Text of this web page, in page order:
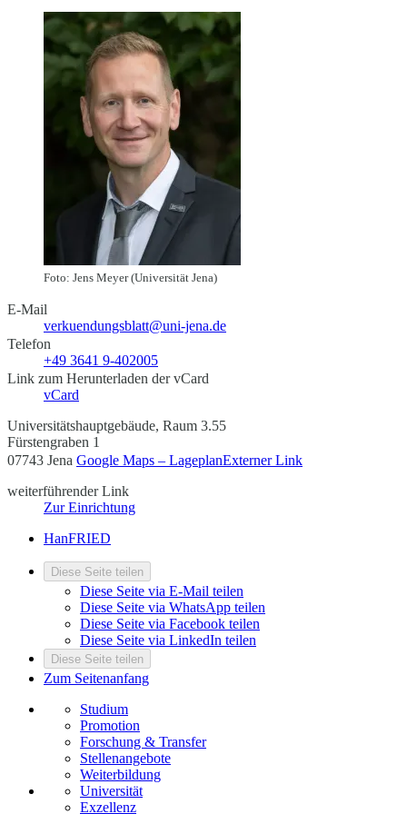
Foto: Jens Meyer (Universität Jena)
E-Mail
verkuendungsblatt@uni-jena.de
Telefon
+49 3641 9-402005
Link zum Herunterladen der vCard
vCard
Universitätshauptgebäude, Raum 3.55
Fürstengraben 1
07743 Jena Google Maps – LageplanExterner Link
weiterführender Link
Zur Einrichtung
HanFRIED
Diese Seite teilen
Diese Seite via E-Mail teilen
Diese Seite via WhatsApp teilen
Diese Seite via Facebook teilen
Diese Seite via LinkedIn teilen
Diese Seite teilen
Zum Seitenanfang
Studium
Promotion
Forschung & Transfer
Stellenangebote
Weiterbildung
Universität
Exzellenz